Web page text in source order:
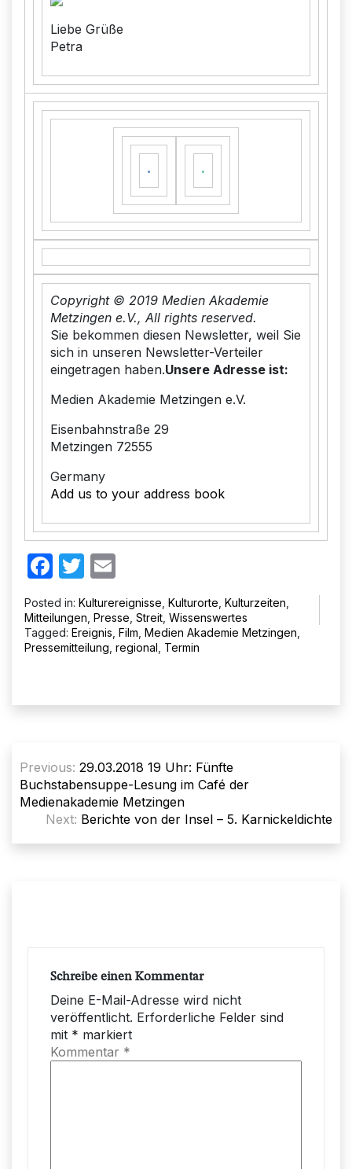
Liebe Grüße
Petra
Copyright © 2019 Medien Akademie
Metzingen e.V., All rights reserved.
Sie bekommen diesen Newsletter, weil Sie
sich in unseren Newsletter-Verteiler
eingetragen haben.Unsere Adresse ist:
Medien Akademie Metzingen e.V.
Eisenbahnstraße 29
Metzingen 72555
Germany
Add us to your address book
Facebook
Twitter
Posted in: Kulturereignisse Kulturorte Kulturzeiten
Mitteilungen Presse Streit Wissenswertes
Tagged: Ereignis Film Medien Akademie Metzingen
Pressemitteilung regional Termin
Previous: 29.03.2018 19 Uhr: Fünfte
Buchstabensuppe-Lesung im Café der
Medienakademie Metzingen
Next: Berichte von der Insel – 5. Karnickeldichte
Schreibe einen Kommentar
Deine E-Mail-Adresse wird nicht
veröffentlicht. Erforderliche Felder sind
mit * markiert
Kommentar *